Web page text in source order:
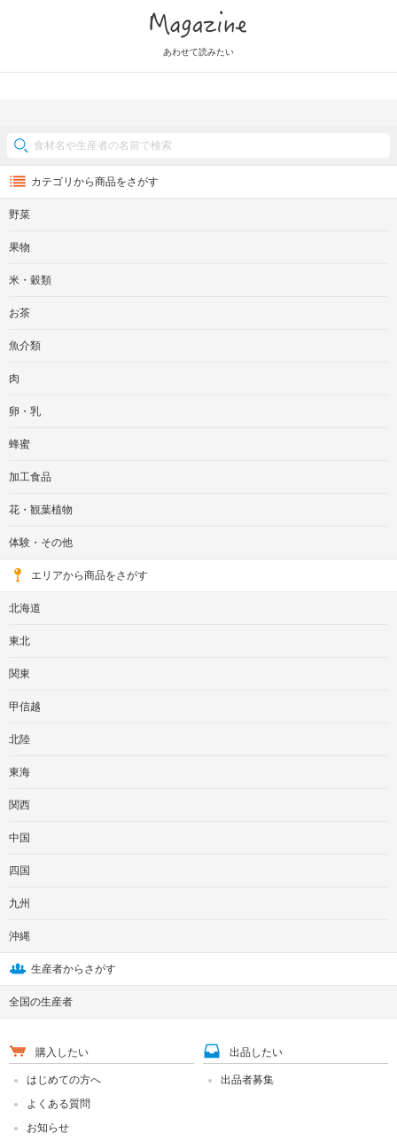
あわせて読みたい
カテゴリから商品をさがす
野菜
果物
米・穀類
お茶
魚介類
肉
卵・乳
蜂蜜
加工食品
花・観葉植物
体験・その他
エリアから商品をさがす
北海道
東北
関東
甲信越
北陸
東海
関西
中国
四国
九州
沖縄
生産者からさがす
全国の生産者
購入したい
はじめての方へ
よくある質問
お知らせ
出品したい
出品者募集